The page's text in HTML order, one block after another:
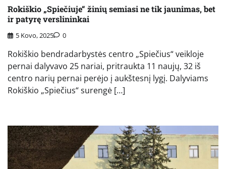
Rokiškio „Spiečiuje“ žinių semiasi ne tik jaunimas, bet
ir patyrę verslininkai
5 Kovo, 2025 0
Rokiškio bendradarbystės centro „Spiečius“ veikloje
pernai dalyvavo 25 nariai, pritraukta 11 naujų, 32 iš
centro narių pernai perėjo į aukštesnį lygį. Dalyviams
Rokiškio „Spiečius“ surengė […]